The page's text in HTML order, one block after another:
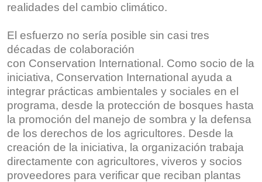
realidades del cambio climático.
El esfuerzo no sería posible sin casi tres
décadas de colaboración
con Conservation International. Como socio de la
iniciativa, Conservation International ayuda a
integrar prácticas ambientales y sociales en el
programa, desde la protección de bosques hasta
la promoción del manejo de sombra y la defensa
de los derechos de los agricultores. Desde la
creación de la iniciativa, la organización trabaja
directamente con agricultores, viveros y socios
proveedores para verificar que reciban plantas